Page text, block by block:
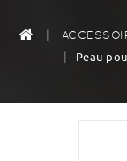
|
| Peau